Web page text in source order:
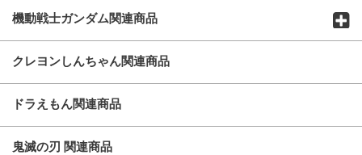
機動戦士ガンダム関連商品
クレヨンしんちゃん関連商品
ドラえもん関連商品
鬼滅の刃 関連商品